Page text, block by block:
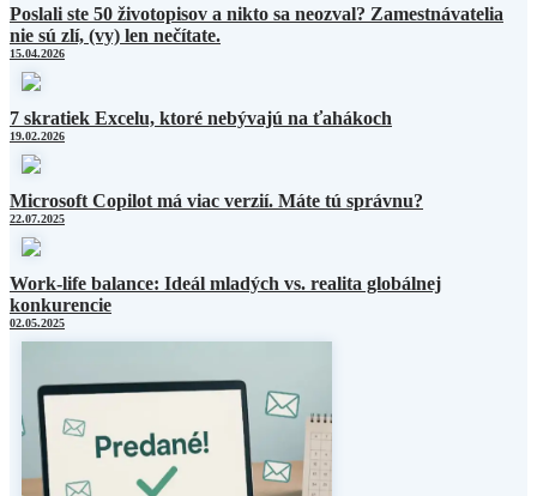
Poslali ste 50 životopisov a nikto sa neozval? Zamestnávatelia
nie sú zlí, (vy) len nečítate.
15.04.2026
7 skratiek Excelu, ktoré nebývajú na ťahákoch
19.02.2026
Microsoft Copilot má viac verzií. Máte tú správnu?
22.07.2025
Work-life balance: Ideál mladých vs. realita globálnej
konkurencie
02.05.2025